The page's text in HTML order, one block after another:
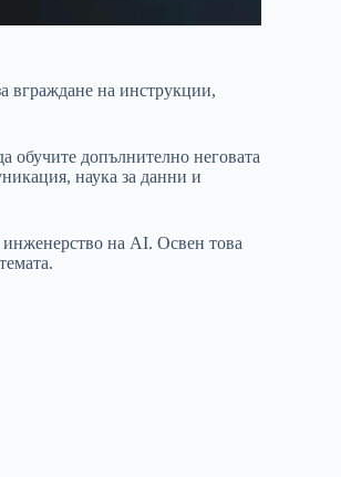
вграждане на инструкции,
обучите допълнително неговата
наука за данни и
на AI. Освен това